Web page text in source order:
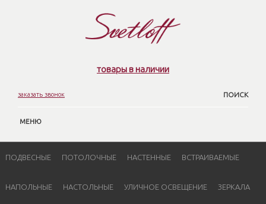
товары в наличии
заказать звонок ПОИСК
МЕНЮ
ПОДВЕСНЫЕ ПОТОЛОЧНЫЕ НАСТЕННЫЕ ВСТРАИВАЕМЫЕ
НАПОЛЬНЫЕ НАСТОЛЬНЫЕ УЛИЧНОЕ ОСВЕЩЕНИЕ ЗЕРКАЛА